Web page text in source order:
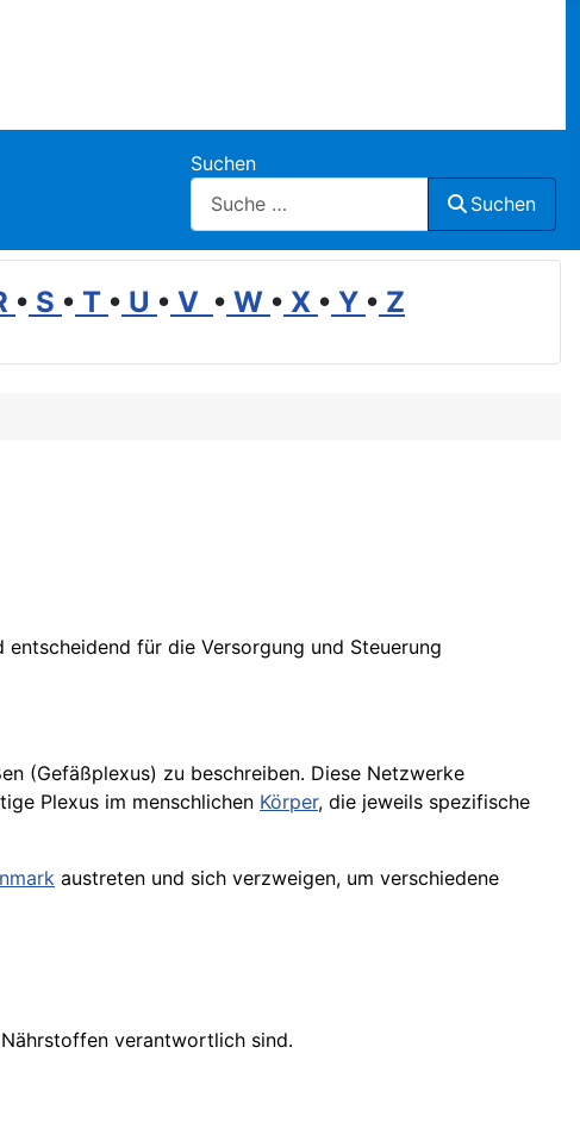
Suchen
Suchen
• S • T • U • V • W • X • Y • Z
für die Versorgung und Steuerung
(Gefäßplexus) zu beschreiben. Diese Netzwerke
Plexus im menschlichen Körper, die jeweils spezifische
austreten und sich verzweigen, um verschiedene
verantwortlich sind.